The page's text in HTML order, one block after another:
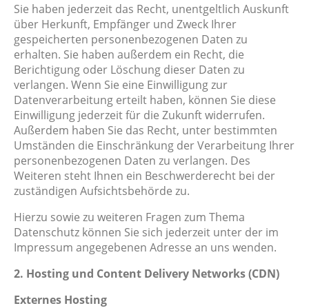
Sie haben jederzeit das Recht, unentgeltlich Auskunft
über Herkunft, Empfänger und Zweck Ihrer
gespeicherten personenbezogenen Daten zu
erhalten. Sie haben außerdem ein Recht, die
Berichtigung oder Löschung dieser Daten zu
verlangen. Wenn Sie eine Einwilligung zur
Datenverarbeitung erteilt haben, können Sie diese
Einwilligung jederzeit für die Zukunft widerrufen.
Außerdem haben Sie das Recht, unter bestimmten
Umständen die Einschränkung der Verarbeitung Ihrer
personenbezogenen Daten zu verlangen. Des
Weiteren steht Ihnen ein Beschwerderecht bei der
zuständigen Aufsichtsbehörde zu.
Hierzu sowie zu weiteren Fragen zum Thema
Datenschutz können Sie sich jederzeit unter der im
Impressum angegebenen Adresse an uns wenden.
2. Hosting und Content Delivery Networks (CDN)
Externes Hosting